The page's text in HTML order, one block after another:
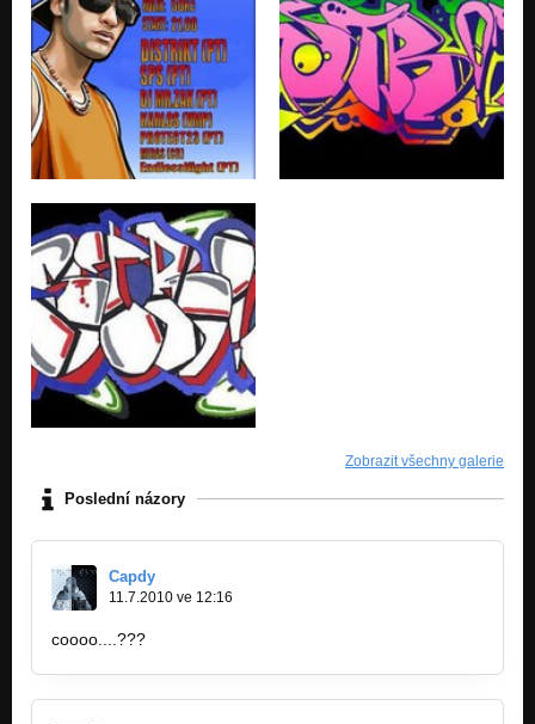
Zobrazit všechny galerie
Poslední názory
Capdy
11.7.2010 ve 12:16
coooo....???